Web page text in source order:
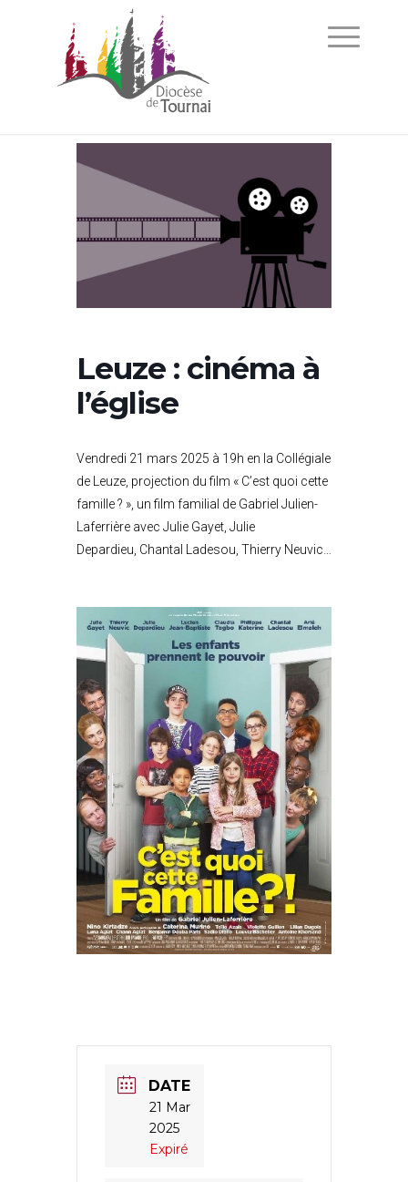
Leuze : cinéma à
l’église
Vendredi 21 mars 2025 à 19h en la Collégiale
de Leuze, projection du film « C’est quoi cette
famille ? », un film familial de Gabriel Julien-
Laferrière avec Julie Gayet, Julie
Depardieu, Chantal Ladesou, Thierry Neuvic…
DATE
21 Mar
2025
Expiré